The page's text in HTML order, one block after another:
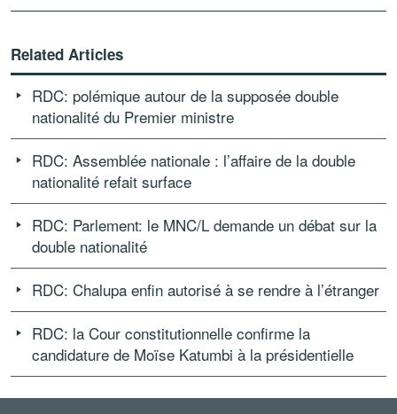
Related Articles
RDC: polémique autour de la supposée double
nationalité du Premier ministre
RDC: Assemblée nationale : l’affaire de la double
nationalité refait surface
RDC: Parlement: le MNC/L demande un débat sur la
double nationalité
RDC: Chalupa enfin autorisé à se rendre à l’étranger
RDC: la Cour constitutionnelle confirme la
candidature de Moïse Katumbi à la présidentielle